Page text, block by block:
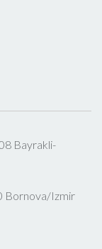
Bayrakli-
Bornova/Izmir